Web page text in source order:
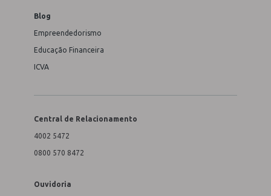
Blog
Empreendedorismo
Educação Financeira
ICVA
Central de Relacionamento
4002 5472
0800 570 8472
Ouvidoria